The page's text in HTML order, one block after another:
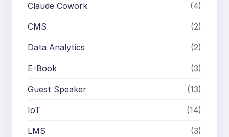
Claude Cowork (4)
CMS (2)
Data Analytics (2)
E-Book (3)
Guest Speaker (13)
IoT (14)
LMS (3)